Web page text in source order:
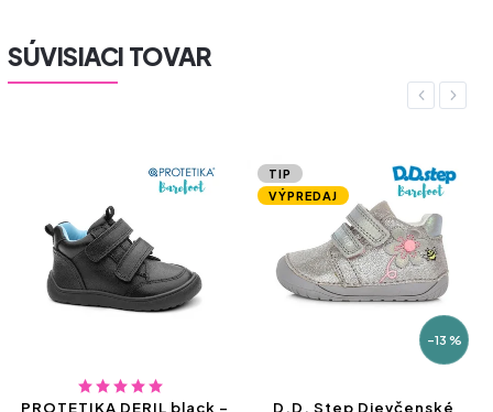
SÚVISIACI TOVAR
Previous
PROTETIKA DERIL black –
TIP
VÝPREDAJ
–13 %
D.D. Step Dievčenské
Next